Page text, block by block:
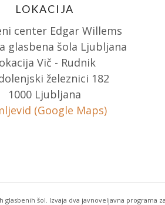
LOKACIJA
center Edgar Willems
glasbena šola Ljubljana
Vič - Rudnik
železnici 182
1000 Ljubljana
(Google Maps)
šol. Izvaja dva javnoveljavna programa